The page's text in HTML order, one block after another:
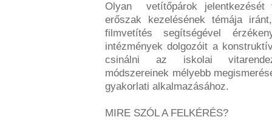
Olyan vetítőpárok
erőszak kezelésének témája
filmvetítés segítségével
intézmények dolgozóit a
csinálni az iskolai
módszereinek mélyebb
gyakorlati alkalmazásához.
MIRE SZÓL A FELKÉRÉS?